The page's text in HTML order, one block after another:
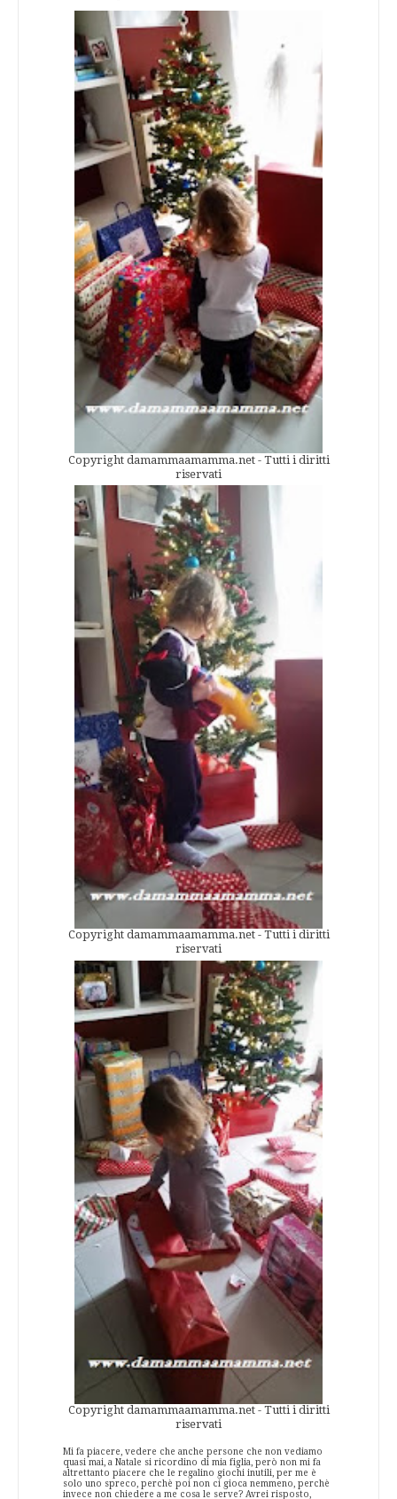
Copyright damammaamamma.net - Tutti i diritti
riservati
Copyright damammaamamma.net - Tutti i diritti
riservati
Copyright damammaamamma.net - Tutti i diritti
riservati
Mi fa piacere, vedere che anche persone che non vediamo
quasi mai, a Natale si ricordino di mia figlia, però non mi fa
altrettanto piacere che le regalino giochi inutili, per me è
solo uno spreco, perchè poi non ci gioca nemmeno, perchè
invece non chiedere a me cosa le serve? Avrei risposto,